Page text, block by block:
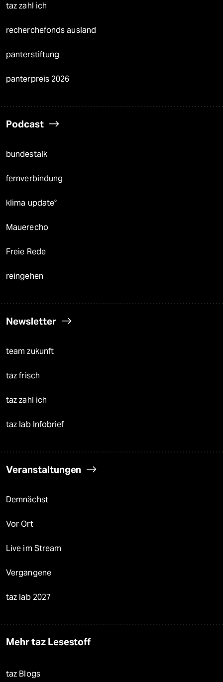
taz zahl ich
recherchefonds ausland
panterstiftung
panterpreis 2026
Podcast
bundestalk
fernverbindung
klima update°
Mauerecho
Freie Rede
reingehen
Newsletter
team zukunft
taz frisch
taz zahl ich
taz lab Infobrief
Veranstaltungen
Demnächst
Vor Ort
Live im Stream
Vergangene
taz lab 2027
Mehr taz Lesestoff
taz Blogs